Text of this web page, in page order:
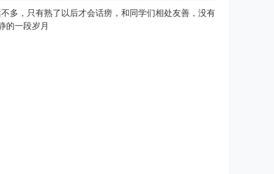
多，只有熟了以后才会话痨，和同学们相处友善，没有
的一段岁月